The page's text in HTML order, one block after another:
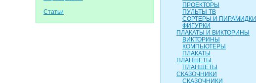
Статьи
ПРОЕКТОРЫ
ПУЛЬТЫ ТВ
СОРТЕРЫ И ПИРАМИДКИ
ФИГУРКИ
ПЛАКАТЫ И ВИКТОРИНЫ
ВИКТОРИНЫ
КОМПЬЮТЕРЫ
ПЛАКАТЫ
ПЛАНШЕТЫ
ПЛАНШЕТЫ
СКАЗОЧНИКИ
СКАЗОЧНИКИ